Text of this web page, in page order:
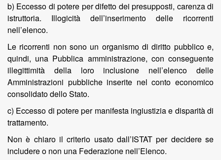
b) Eccesso di potere per difetto dei presupposti, carenza di
istruttoria. Illogicità dell’inserimento delle ricorrenti
nell’elenco.
Le ricorrenti non sono un organismo di diritto pubblico e,
quindi, una Pubblica amministrazione, con conseguente
illegittimità della loro inclusione nell’elenco delle
Amministrazioni pubbliche inserite nel conto economico
consolidato dello Stato.
c) Eccesso di potere per manifesta ingiustizia e disparità di
trattamento.
Non è chiaro il criterio usato dall’ISTAT per decidere se
includere o non una Federazione nell’Elenco.